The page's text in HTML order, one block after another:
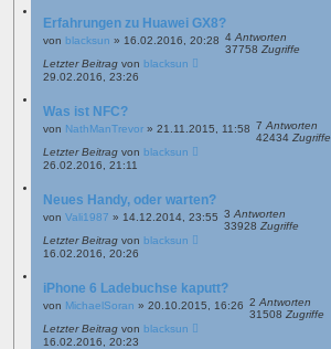
Erfahrungen zu Huawei GX8?
von blacksun » 16.02.2016, 20:28 4 Antworten
37758 Zugriffe
Letzter Beitrag von blacksun
29.02.2016, 23:26
Was ist NFC?
von NathManTrevor » 21.11.2015, 11:58 7 Antworten
42434 Zugriffe
Letzter Beitrag von blacksun
26.02.2016, 21:11
Neues Handy, oder warten?
von Vali1987 » 14.12.2014, 23:55 3 Antworten
33928 Zugriffe
Letzter Beitrag von blacksun
16.02.2016, 20:26
iPhone 6 Ladebuchse kaputt?
von MichaelSoran » 20.10.2015, 16:26 2 Antworten
31508 Zugriffe
Letzter Beitrag von blacksun
16.02.2016, 20:23